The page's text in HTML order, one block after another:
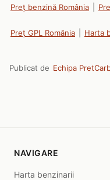
Preț benzină România
Preț GPL România Harta
Publicat de Echipa
NAVIGARE
Harta benzinarii